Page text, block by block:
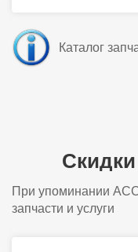
Каталог
При упоминании
запчасти и услуги